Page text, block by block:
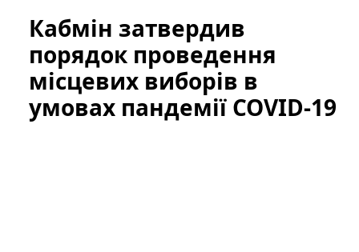
Кабмін затвердив
порядок проведення
місцевих виборів в
умовах пандемії COVID-19